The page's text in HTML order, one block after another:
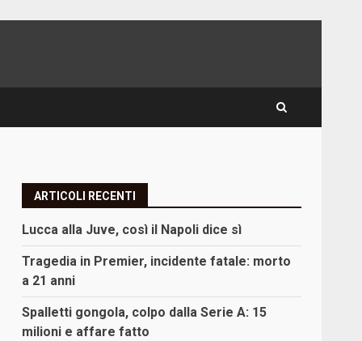
ARTICOLI RECENTI
Lucca alla Juve, così il Napoli dice sì
Tragedia in Premier, incidente fatale: morto
a 21 anni
Spalletti gongola, colpo dalla Serie A: 15
milioni e affare fatto